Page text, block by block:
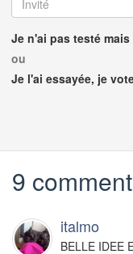
Je n'ai pas testé
ou
Je l'ai essayée, je
9
italmo
BELLE IDEE